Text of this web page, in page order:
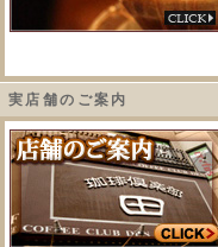
実店舗のご案内